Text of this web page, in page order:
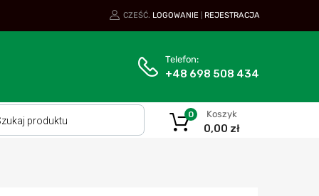
CZEŚĆ. LOGOWANIE REJESTRACJA
Telefon:
+48 698 508 434
Koszyk
0,00 zł
0